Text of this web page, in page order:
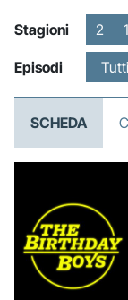
Stagioni 2 1
Episodi Tutti
SCHEDA